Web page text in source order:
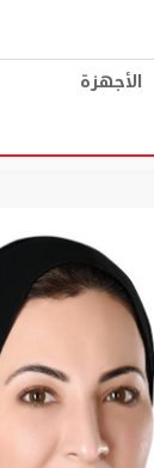
الأجهزة